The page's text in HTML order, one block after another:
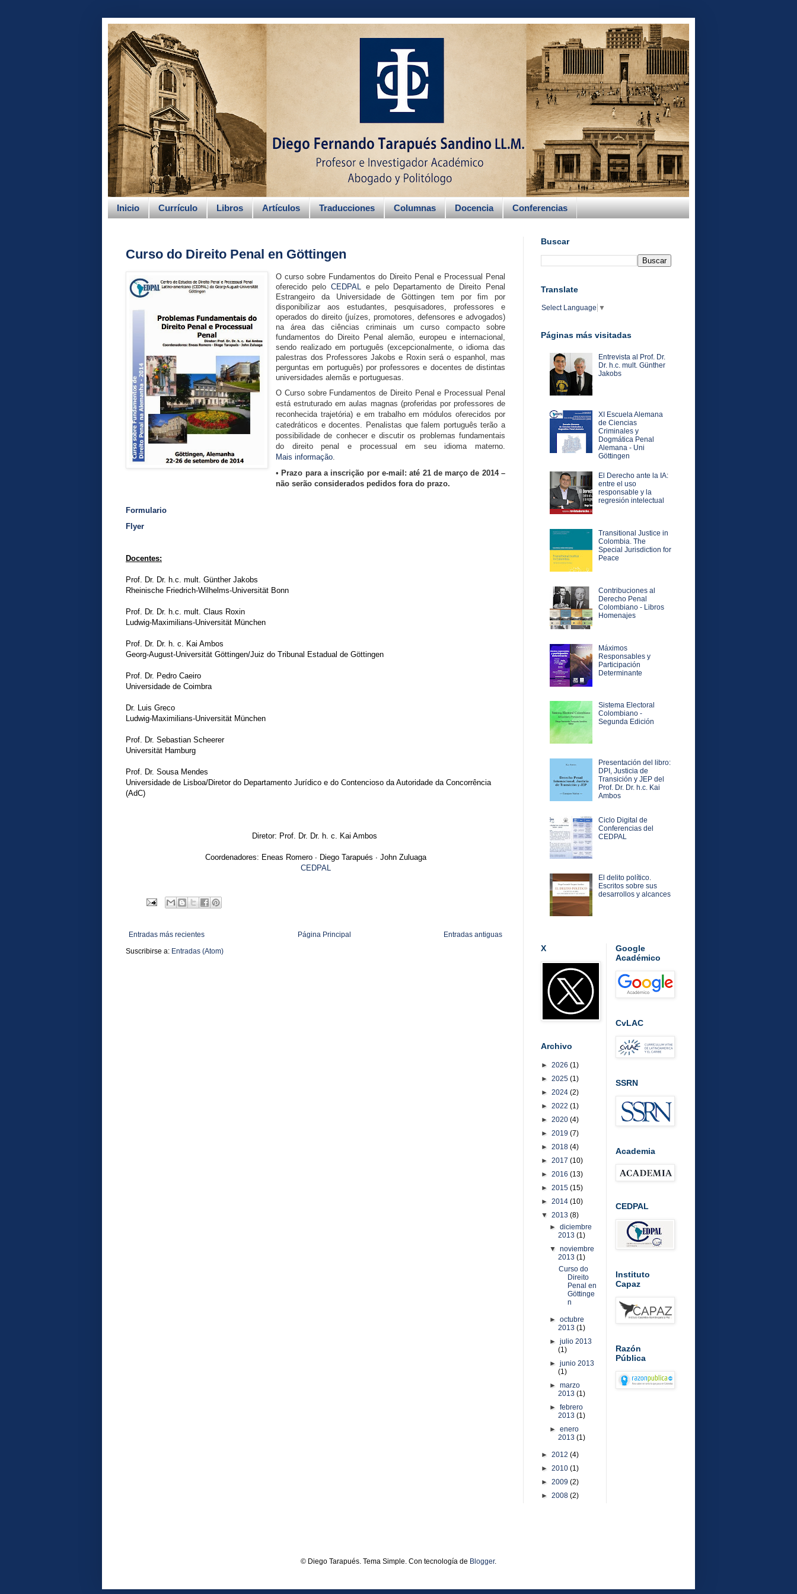
Inicio Currículo Libros Artículos Traducciones Columnas Docencia Conferencias
Curso do Direito Penal en Göttingen
O curso sobre Fundamentos do Direito Penal e Processual Penal
oferecido pelo CEDPAL
e pelo Departamento de Direito Penal
Estrangeiro da Universidade de Göttingen tem por fim por
disponibilizar aos estudantes, pesquisadores, professores e
operados do direito (juízes, promotores, defensores e advogados)
na área das ciências criminais um curso compacto sobre
fundamentos do Direito Penal alemão, europeu e internacional,
sendo realizado em português (excepcionalmente, o idioma das
palestras dos Professores Jakobs e Roxin será o espanhol, mas
perguntas em português) por professores e docentes de distintas
universidades alemãs e portuguesas.
O Curso sobre Fundamentos de Direito Penal e Processual Penal
está estruturado em aulas magnas (proferidas por professores de
reconhecida trajetória) e em trabalho em módulos oferecidos por
catedráticos e docentes. Penalistas que falem português terão a
possibilidade de conhecer e discutir os problemas fundamentais
do direito penal e processual em seu idioma materno.
Maisinformação
•Prazo para a inscrição por e-mail: até 21 de março de 2014 –
não serão considerados pedidos fora do prazo.
Formulario
Flyer
Docentes:
Prof. Dr. Dr. h.c. mult. Günther Jakobs
Rheinische Friedrich-Wilhelms-Universität Bonn
Prof. Dr. Dr. h.c. mult. Claus Roxin
Ludwig-Maximilians-Universität München
Prof. Dr. Dr. h. c. Kai Ambos
Georg-August-Universität Göttingen/Juiz do Tribunal Estadual de Göttingen
Prof. Dr. Pedro Caeiro
Universidade de Coimbra
Dr. Luis Greco
Ludwig-Maximilians-Universität München
Prof. Dr. Sebastian Scheerer
Universität Hamburg
Prof. Dr. Sousa Mendes
Universidade de Lisboa/Diretor do Departamento Jurídico e do Contencioso da Autoridade da Concorrência
(AdC)
Diretor: Prof. Dr. Dr. h. c. Kai Ambos
Coordenadores: Eneas Romero ∙ Diego Tarapués ∙ John Zuluaga
CEDPAL
Entradas más recientes Entradas antiguas
Página Principal
Suscribirse a: Entradas (Atom)
Buscar
Translate
Select Language ▼
Páginas más visitadas
Entrevista al Prof. Dr.
Dr. h.c. mult. Günther
Jakobs
XI Escuela Alemana
de Ciencias
Criminales y
Dogmática Penal
Alemana - Uni
Göttingen
El Derecho ante la IA:
entre el uso
responsable y la
regresión intelectual
Transitional Justice in
Colombia. The
Special Jurisdiction for
Peace
Contribuciones al
Derecho Penal
Colombiano - Libros
Homenajes
Máximos
Responsables y
Participación
Determinante
Sistema Electoral
Colombiano -
Segunda Edición
Presentación del libro:
DPI, Justicia de
Transición y JEP del
Prof. Dr. Dr. h.c. Kai
Ambos
Ciclo Digital de
Conferencias del
CEDPAL
El delito político.
Escritos sobre sus
desarrollos y alcances
X
Archivo
► 2026 (1)
► 2025 (1)
► 2024 (2)
► 2022 (1)
► 2020 (4)
► 2019 (7)
► 2018 (4)
► 2017 (10)
► 2016 (13)
► 2015 (15)
► 2014 (10)
▼ 2013 (8)
►diciembre
2013(1)
▼noviembre
2013(1)
Curso do
Direito
Penal en
Göttinge
n
►octubre
2013(1)
►julio 2013
(1)
►junio 2013
(1)
►marzo
2013(1)
►febrero
2013(1)
►enero
2013(1)
► 2012 (4)
► 2010 (1)
► 2009 (2)
► 2008 (2)
Google
Académico
CvLAC
SSRN
Academia
CEDPAL
Instituto
Capaz
Razón
Pública
© Diego Tarapués. Tema Simple. Con tecnología de Blogger.